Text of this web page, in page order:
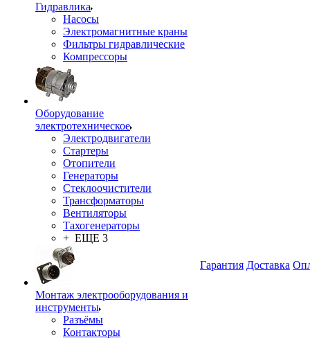
Гидравлика
Насосы
Электромагнитные краны
Фильтры гидравлические
Компрессоры
Оборудование
электротехническое
Электродвигатели
Стартеры
Отопители
Генераторы
Стеклоочистители
Трансформаторы
Вентиляторы
Тахогенераторы
+ ЕЩЕ 3
Монтаж электрооборудования и
инструменты
Разъёмы
Контакторы
Гарантия Доставка